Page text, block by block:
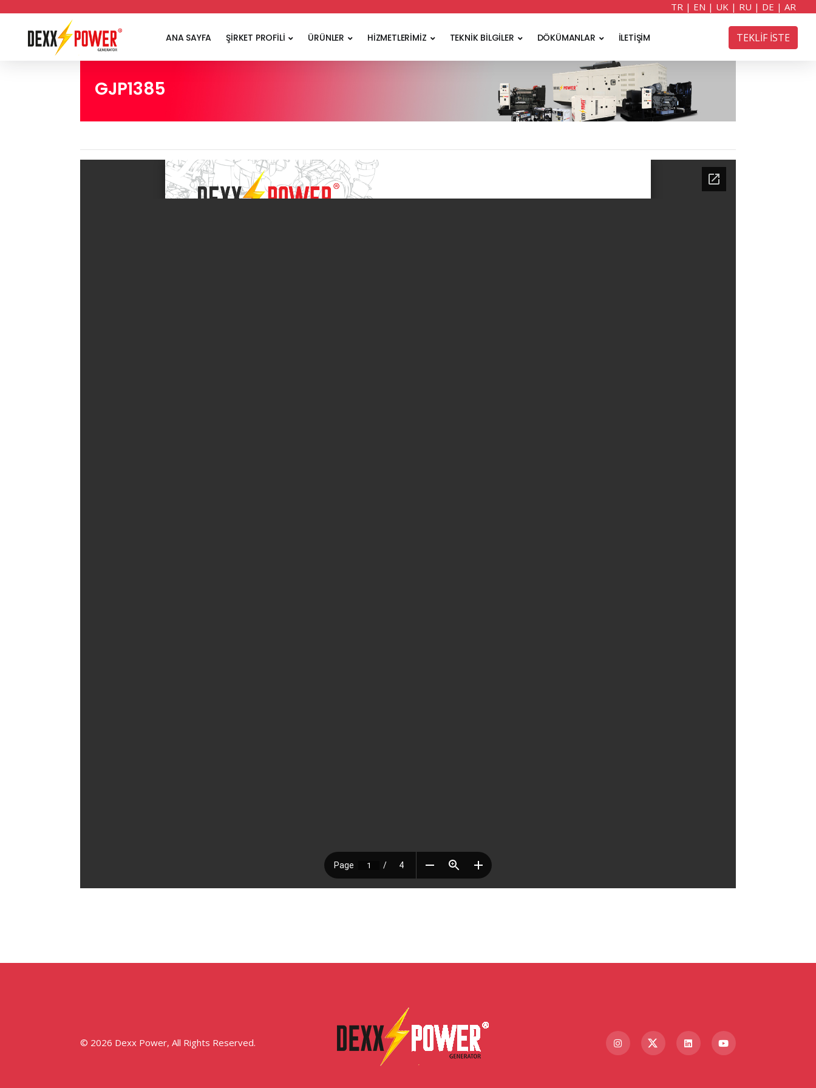
TR | EN | UK | RU | DE | AR
ANA SAYFA ŞİRKET PROFİLİ ÜRÜNLER HİZMETLERİMİZ TEKNİK BİLGİLER DÖKÜMANLAR İLETİŞİM TEKLİF İSTE
GJP1385
© 2026 Dexx Power, All Rights Reserved.